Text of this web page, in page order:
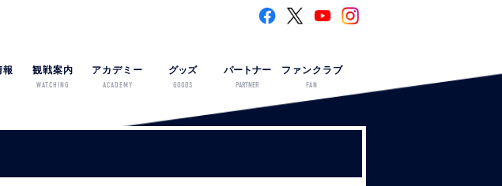
報 観戦案内
WATCHING
アカデミー
ACADEMY
グッズ
GOODS
パートナー
PARTNER
ファンクラブ
FAN